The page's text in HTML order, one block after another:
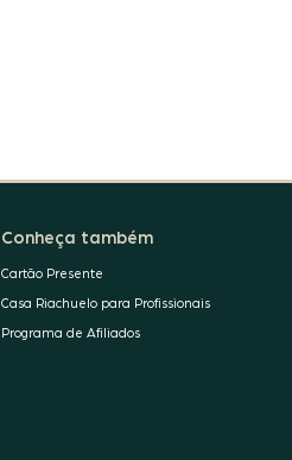
Conheça também
Cartão Presente
Casa Riachuelo para Profissionais
Programa de Afiliados